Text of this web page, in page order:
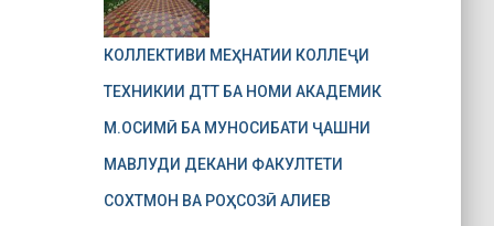
КОЛЛЕКТИВИ МЕҲНАТИИ КОЛЛЕҶИ
ТЕХНИКИИ ДТТ БА НОМИ АКАДЕМИК
М.ОСИМӢ БА МУНОСИБАТИ ҶАШНИ
МАВЛУДИ ДЕКАНИ ФАКУЛТЕТИ
СОХТМОН ВА РОҲСОЗӢ АЛИЕВ